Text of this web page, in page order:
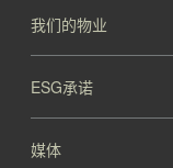
我们的物业
ESG承诺
媒体